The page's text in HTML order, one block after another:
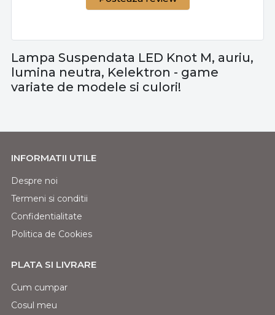
Lampa Suspendata LED Knot M, auriu,
lumina neutra, Kelektron - game
variate de modele si culori!
INFORMATII UTILE
Despre noi
Termeni si conditii
Confidentialitate
Politica de Cookies
PLATA SI LIVRARE
Cum cumpar
Cosul meu